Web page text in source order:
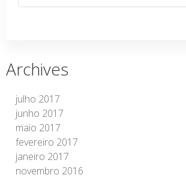
Archives
julho 2017
junho 2017
maio 2017
fevereiro 2017
janeiro 2017
novembro 2016